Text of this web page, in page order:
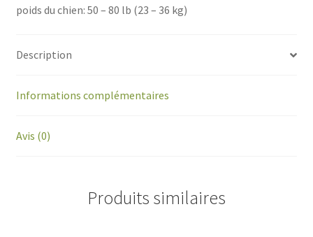
poids du chien: 50 – 80 lb (23 – 36 kg)
Description
Informations complémentaires
Avis (0)
Produits similaires